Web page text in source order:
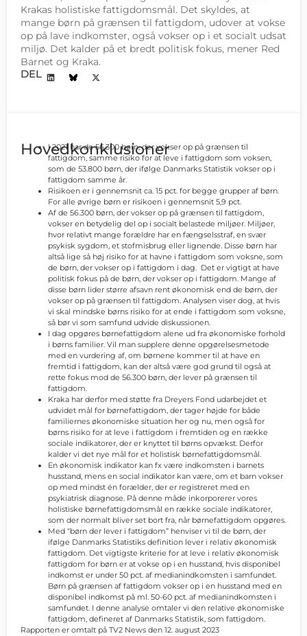
Krakas holistiske fattigdomsmål. Det skyldes, at
mange børn på grænsen til fattigdom, udover at vokse
op på lave indkomster, også vokser op i et socialt udsat
miljø. Det kalder på et bredt politisk fokus, mener Red
Barnet og Kraka.
DEL
Hovedkonklusioner
I 2021 har de 56.300 børn, der vokser op på grænsen til
fattigdom, samme risiko for at leve i fattigdom som voksen,
som de 53.800 børn, der ifølge Danmarks Statistik vokser op i
fattigdom samme år.
Risikoen er i gennemsnit ca. 15 pct. for begge grupper af børn.
For alle øvrige børn er risikoen i gennemsnit 5,9 pct.
Af de 56.300 børn, der vokser op på grænsen til fattigdom,
vokser en betydelig del op i socialt belastede miljøer. Miljøer,
hvor relativt mange forældre har en fængselsstraf, en svær
psykisk sygdom, et stofmisbrug eller lignende. Disse børn har
altså lige så høj risiko for at havne i fattigdom som voksne, som
de børn, der vokser op i fattigdom i dag. Det er vigtigt at have
politisk fokus på de børn, der vokser op i fattigdom. Mange af
disse børn lider større afsavn rent økonomisk end de børn, der
vokser op på grænsen til fattigdom. Analysen viser dog, at hvis
vi skal mindske børns risiko for at ende i fattigdom som voksne,
så bør vi som samfund udvide diskussionen.
I dag opgøres børnefattigdom alene ud fra økonomiske forhold
i børns familier. Vil man supplere denne opgørelsesmetode
med en vurdering af, om børnene kommer til at have en
fremtid i fattigdom, kan der altså være god grund til også at
rette fokus mod de 56.300 børn, der lever på grænsen til
fattigdom.
Kraka har derfor med støtte fra Dreyers Fond udarbejdet et
udvidet mål for børnefattigdom, der tager højde for både
familiernes økonomiske situation her og nu, men også for
børns risiko for at leve i fattigdom i fremtiden og en række
sociale indikatorer, der er knyttet til børns opvækst. Derfor
kalder vi det nye mål for et holistisk børnefattigdomsmål.
En økonomisk indikator kan fx være indkomsten i barnets
husstand, mens en social indikator kan være, om et barn vokser
op med mindst én forælder, der er registreret med en
psykiatrisk diagnose. På denne måde inkorporerer vores
holistiske børnefattigdomsmål en række sociale indikatorer,
som der normalt bliver set bort fra, når børnefattigdom opgøres.
Med “børn der lever i fattigdom” henviser vi til de børn, der
ifølge Danmarks Statistiks definition lever i relativ økonomisk
fattigdom. Det vigtigste kriterie for at leve i relativ økonomisk
fattigdom for børn er at vokse op i en husstand, hvis disponibel
indkomst er under 50 pct. af medianindkomsten i samfundet.
Børn på grænsen af fattigdom vokser op i en husstand med en
disponibel indkomst på ml. 50-60 pct. af medianindkomsten i
samfundet. I denne analyse omtaler vi den relative økonomiske
fattigdom, defineret af Danmarks Statistik, som fattigdom.
Rapporten er omtalt på TV2 News den 12. august 2023